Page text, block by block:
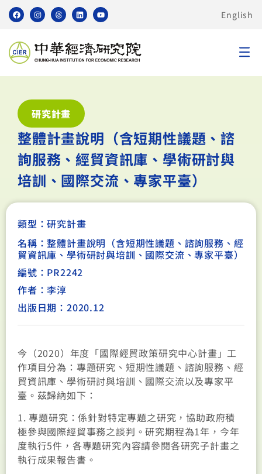
English
研究計畫
整體計畫說明（含短期性議題、諮
詢服務、經貿資訊庫、學術研討與
培訓、國際交流、專家平臺）
類型：研究計畫
名稱：整體計畫說明（含短期性議題、諮詢服務、經
貿資訊庫、學術研討與培訓、國際交流、專家平臺）
編號：PR2242
作者：李淳
出版日期：2020.12
今（2020）年度「國際經貿政策研究中心計畫」工
作項目分為：專題研究、短期性議題、諮詢服務、經
貿資訊庫、學術研討與培訓、國際交流以及專家平
臺。茲歸納如下：
1. 專題研究：係針對特定專題之研究，協助政府積
極參與國際經貿事務之談判。研究期程為1年，今年
度執行5件，各專題研究內容請參閱各研究子計畫之
執行成果報告書。